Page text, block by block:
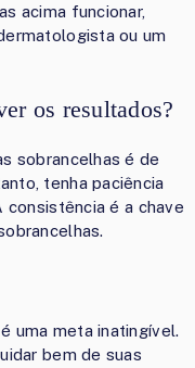
acima funcionar,
ou um
os resultados?
sobrancelhas é de
tenha paciência
é a chave
uma meta inatingível.
bem de suas